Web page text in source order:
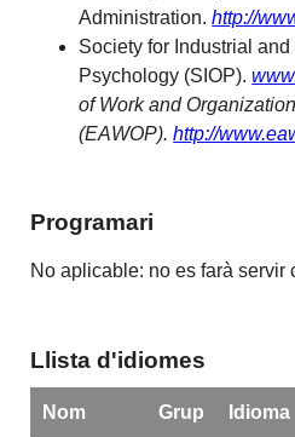
Administration.http://
Society for Industrial and
Psychology (SIOP).
of Work and
(EAWOP).http://
Programari
No aplicable: no es farà servir
Llista d'idiomes
Nom Grup Idioma